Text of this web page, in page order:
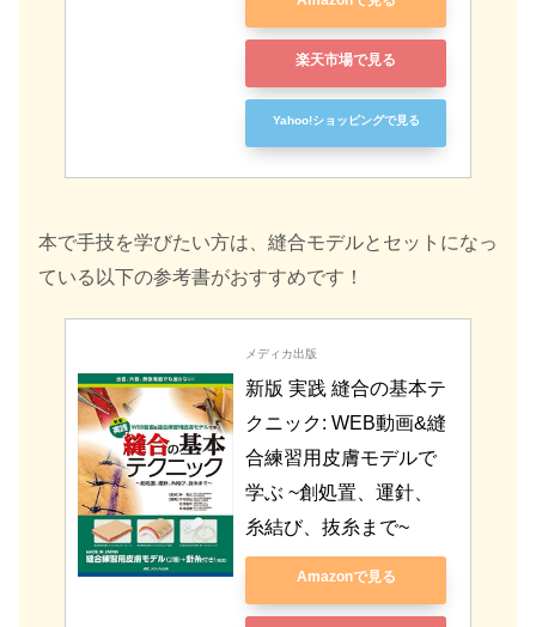
楽天市場で見る
Yahoo!ショッピングで見る
本で手技を学びたい方は、縫合モデルとセットになっ
ている以下の参考書がおすすめです！
メディカ出版
新版 実践 縫合の基本テ
クニック: WEB動画&縫
合練習用皮膚モデルで
学ぶ ~創処置、運針、
糸結び、抜糸まで~
Amazonで見る